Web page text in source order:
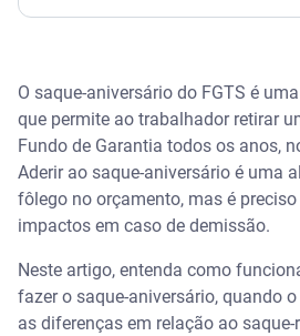
Como funciona o saque-
Saque-aniversário Vs. Saque-
diferenças
Como calcular o valor do saque-
Valor saque-aniversário FGTS
O saque-aniversário do FGTS é
que permite ao trabalhador retirar
Fundo de Garantia todos os anos,
Aderir ao saque-aniversário é uma
fôlego no orçamento, mas é
impactos em caso de demissão.
Neste artigo, entenda como
fazer o saque-aniversário, quando
as diferenças em relação ao